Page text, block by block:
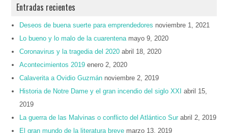
Entradas recientes
Deseos de buena suerte para emprendedores noviembre 1, 2021
Lo bueno y lo malo de la cuarentena mayo 9, 2020
Coronavirus y la tragedia del 2020 abril 18, 2020
Acontecimientos 2019 enero 2, 2020
Calaverita a Ovidio Guzmán noviembre 2, 2019
Historia de Notre Dame y el gran incendio del siglo XXI
abril 15,
2019
La guerra de las Malvinas o conflicto del Atlántico Sur abril 2, 2019
El gran mundo de la literatura breve marzo 13, 2019